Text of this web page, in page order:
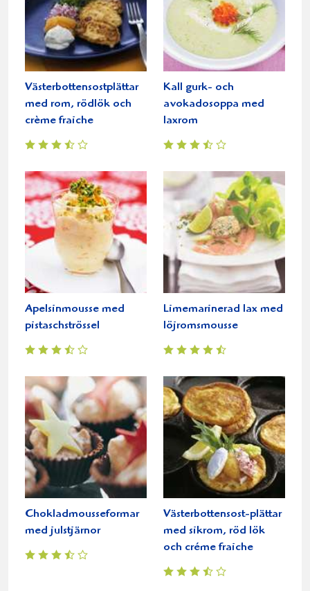
Västerbottensostplättar
med rom, rödlök och
crème fraiche
Kall gurk- och
avokadosoppa med
laxrom
Apelsinmousse med
pistaschströssel
Limemarinerad lax med
löjromsmousse
Chokladmousseformar
med julstjärnor
Västerbottensost-plättar
med sikrom, röd lök
och créme fraiche